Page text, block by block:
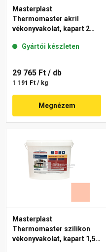
Masterplast
Thermomaster akril
vékonyvakolat, kapart 2
Gyártói készleten
29 765 Ft / db
1 191 Ft / kg
Megnézem
Masterplast
Thermomaster szilikon
vékonyvakolat, kapart 1,5